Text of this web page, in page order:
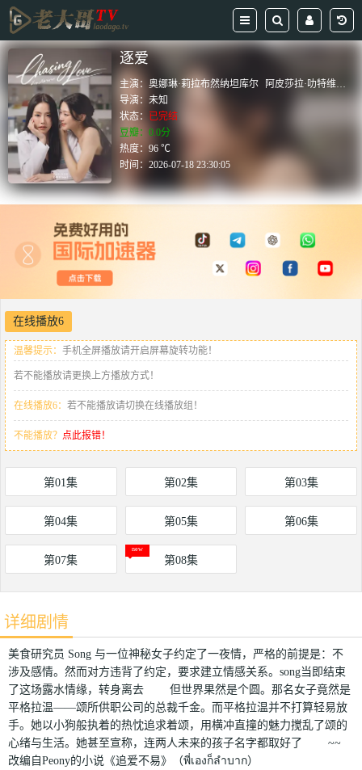
逐爱
主演：奥娜琳·莉拉布然纳坦库尔
阿皮莎拉·叻特维塞特提拉库尔
导演：未知
状态： 已完结
豆瓣：0.0分
热度：96 ℃
时间：2026-07-18 23:30:05
在线播放6
温馨提示： 手机全屏播放请开启屏幕旋转功能！
若不能播放请更换上方播放方式！
在线播放6： 若不能播放请切换在线播放组！
不能播放？ 点此报错！
第01集 第02集 第03集
第04集 第05集 第06集
第07集 第08集
详细剧情
美食研究员 Song 与一位神秘女子约定了一夜情，严格的前提是：不
涉及感情。然而对方违背了约定，要求建立情感关系。song当即结束
了这场露水情缘，转身离去 但世界果然是个圆。那名女子竟然是
平格拉温——颂所供职公司的总裁千金。而平格拉温并不打算轻易放
手。她以小狗般执着的热忱追求着颂，用横冲直撞的魅力搅乱了颂的
心绪与生活。她甚至宣称，连两人未来的孩子名字都取好了 ~~
改编自Peony的小说《追爱不易》（พี่เองก็ลำบาก）